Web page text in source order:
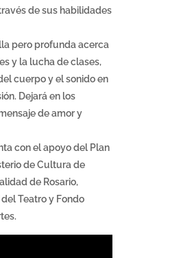
de sus habilidades
pero profunda acerca
y la lucha de clases,
cuerpo y el sonido en
Dejará en los
de amor y
con el apoyo del Plan
de Cultura de
de Rosario,
Teatro y Fondo